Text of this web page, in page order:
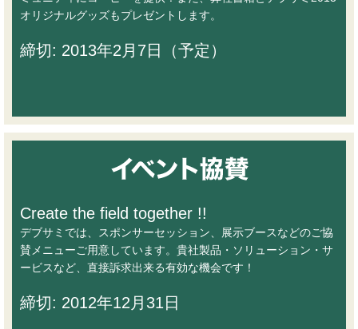
オリジナルグッズもプレゼントします。
締切: 2013年2月7日（予定）
Create the field together !!
デブサミでは、スポンサーセッション、展示ブースなどのご協
賛メニューご用意しています。貴社製品・ソリューション・サ
ービスなど、直接訴求出来る有効な機会です！
締切: 2012年12月31日